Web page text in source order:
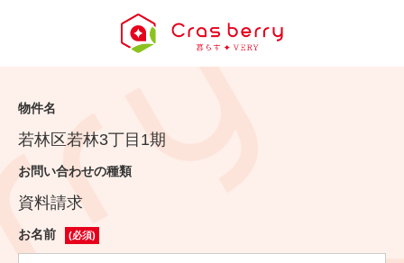
物件名
若林区若林3丁目1期
お問い合わせの種類
資料請求
お名前 (必須)